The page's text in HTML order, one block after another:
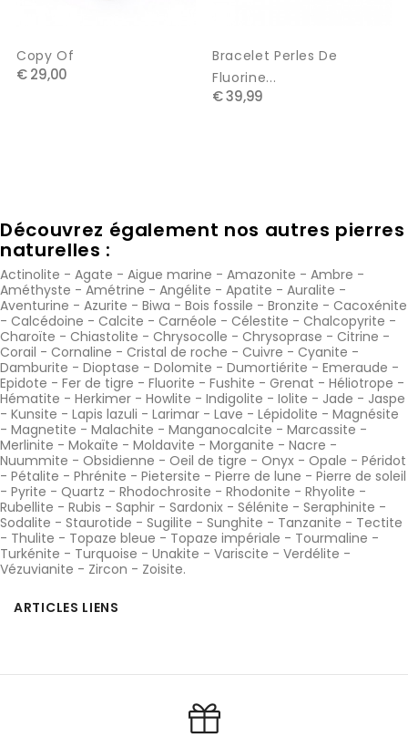
Copy Of
€ 29,00
Bracelet Perles De
Fluorine...
€ 39,99
Découvrez également nos autres pierres
naturelles :
Actinolite - Agate - Aigue marine - Amazonite - Ambre -
Améthyste - Amétrine - Angélite - Apatite - Auralite -
Aventurine - Azurite - Biwa - Bois fossile - Bronzite - Cacoxénite
- Calcédoine - Calcite - Carnéole - Célestite - Chalcopyrite -
Charoïte - Chiastolite - Chrysocolle - Chrysoprase - Citrine -
Corail - Cornaline - Cristal de roche - Cuivre - Cyanite -
Damburite - Dioptase - Dolomite - Dumortiérite - Emeraude -
Epidote - Fer de tigre - Fluorite - Fushite - Grenat - Héliotrope -
Hématite - Herkimer - Howlite - Indigolite - Iolite - Jade - Jaspe
- Kunsite - Lapis lazuli - Larimar - Lave - Lépidolite - Magnésite
- Magnetite - Malachite - Manganocalcite - Marcassite -
Merlinite - Mokaïte - Moldavite - Morganite - Nacre -
Nuummite - Obsidienne - Oeil de tigre - Onyx - Opale - Péridot
- Pétalite - Phrénite - Pietersite - Pierre de lune - Pierre de soleil
- Pyrite - Quartz - Rhodochrosite - Rhodonite - Rhyolite -
Rubellite - Rubis - Saphir - Sardonix - Sélénite - Seraphinite -
Sodalite - Staurotide - Sugilite - Sunghite - Tanzanite - Tectite
- Thulite - Topaze bleue - Topaze impériale - Tourmaline -
Turkénite - Turquoise - Unakite - Variscite - Verdélite -
Vézuvianite - Zircon - Zoisite.
ARTICLES LIENS